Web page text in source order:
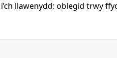
i’ch llawenydd: oblegid trwy